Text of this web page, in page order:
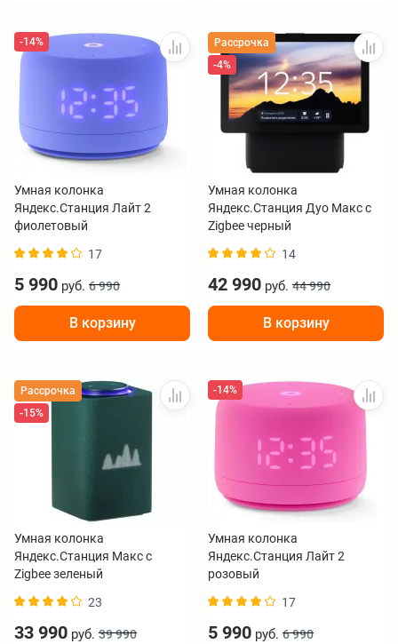
-14%
Умная колонка
Яндекс.Станция Лайт 2
фиолетовый
17
5 990 руб. 6 990
В корзину
Рассрочка
-4%
Умная колонка
Яндекс.Станция Дуо Макс с
Zigbee черный
14
42 990 руб. 44 990
В корзину
Рассрочка
-15%
Умная колонка
Яндекс.Станция Макс с
Zigbee зеленый
23
33 990 руб. 39 990
-14%
Умная колонка
Яндекс.Станция Лайт 2
розовый
17
5 990 руб. 6 990